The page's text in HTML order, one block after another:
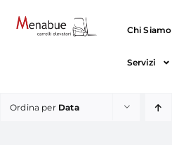
Chi Siamo
Servizi
Ordina per Data